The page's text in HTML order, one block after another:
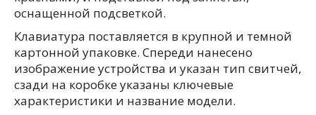
оснащенной подсветкой.
Клавиатура поставляется в крупной и темной
картонной упаковке. Спереди нанесено
изображение устройства и указан тип свитчей,
сзади на коробке указаны ключевые
характеристики и название модели.